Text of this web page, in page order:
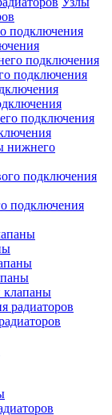
подключения
подключения
подключения
подключения
нижнего
подключения
клапаны